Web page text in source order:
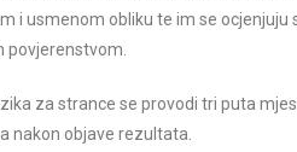
i usmenom obliku te im se
povjerenstvom.
za strance se provodi tri puta
nakon objave rezultata.